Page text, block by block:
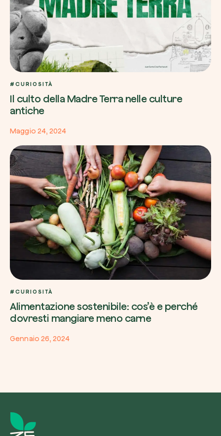
#CURIOSITÀ
Il culto della Madre Terra nelle culture
antiche
Maggio 24, 2024
#CURIOSITÀ
Alimentazione sostenibile: cos’è e perché
dovresti mangiare meno carne
Gennaio 26, 2024